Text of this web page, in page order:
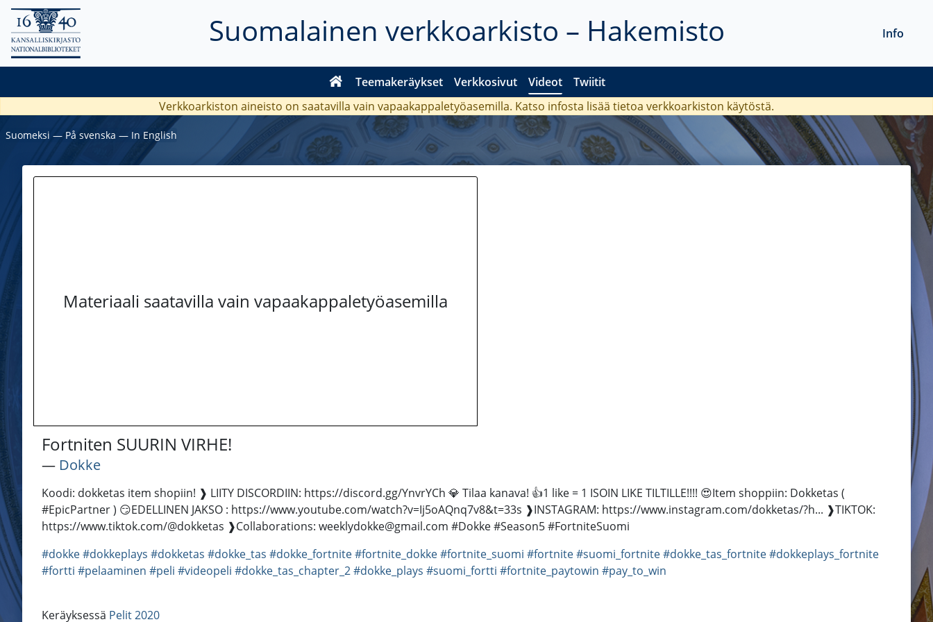
Suomalainen verkkoarkisto – Hakemisto
Teemakeräykset Verkkosivut Videot Twiitit
Info
Verkkoarkiston aineisto on saatavilla vain vapaakappaletyöasemilla. Katso infosta lisää tietoa verkkoarkiston käytöstä.
Suomeksi ― På svenska ― In English
Materiaali saatavilla vain vapaakappaletyöasemilla
Fortniten SUURIN VIRHE!
― Dokke
Koodi: dokketas item shopiin! ❱ LIITY DISCORDIIN: https://discord.gg/YnvrYCh 💎 Tilaa kanava! 👍1 like = 1 ISOIN LIKE TILTILLE!!!! 😍Item shoppiin: Dokketas (
#EpicPartner ) 😏EDELLINEN JAKSO : https://www.youtube.com/watch?v=Ij5oAQnq7v8&t=33s ❱INSTAGRAM: https://www.instagram.com/dokketas/?h... ❱TIKTOK:
https://www.tiktok.com/@dokketas ❱Collaborations: weeklydokke@gmail.com #Dokke #Season5 #FortniteSuomi
#dokke#dokkeplays #dokketas #dokke_tas #dokke_fortnite#fortnite_dokke#fortnite_suomi #fortnite#suomi_fortnite#dokke_tas_fortnite#dokkeplays_fortnite
#fortti #pelaaminen #peli #videopeli #dokke_tas_chapter_2#dokke_plays #suomi_fortti #fortnite_paytowin #pay_to_win
Keräyksessä Pelit 2020